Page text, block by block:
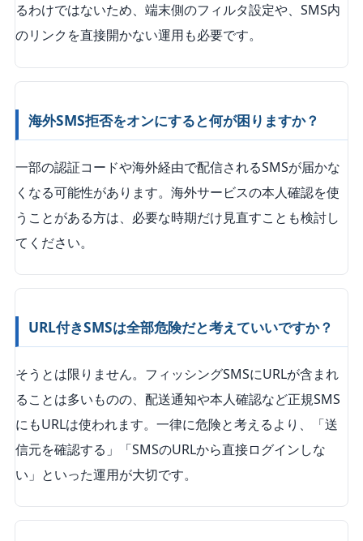
るわけではないため、端末側のフィルタ設定や、SMS内
のリンクを直接開かない運用も必要です。
海外SMS拒否をオンにすると何が困りますか？
一部の認証コードや海外経由で配信されるSMSが届かな
くなる可能性があります。海外サービスの本人確認を使
うことがある方は、必要な時期だけ見直すことも検討し
てください。
URL付きSMSは全部危険だと考えていいですか？
そうとは限りません。フィッシングSMSにURLが含まれ
ることは多いものの、配送通知や本人確認など正規SMS
にもURLは使われます。一律に危険と考えるより、「送
信元を確認する」「SMSのURLから直接ログインしな
い」といった運用が大切です。